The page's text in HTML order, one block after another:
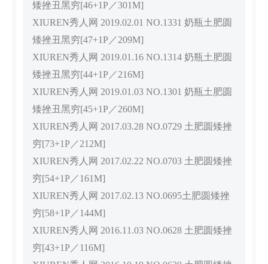
矮挫丑黑穷[46+1P／301M]
XIUREN秀人网 2019.02.01 NO.1331 奶瓶土肥圆
矮挫丑黑穷[47+1P／209M]
XIUREN秀人网 2019.01.16 NO.1314 奶瓶土肥圆
矮挫丑黑穷[44+1P／216M]
XIUREN秀人网 2019.01.03 NO.1301 奶瓶土肥圆
矮挫丑黑穷[45+1P／260M]
XIUREN秀人网 2017.03.28 NO.0729 土肥圆矮挫
穷[73+1P／212M]
XIUREN秀人网 2017.02.22 NO.0703 土肥圆矮挫
穷[54+1P／161M]
XIUREN秀人网 2017.02.13 NO.0695土肥圆矮挫
穷[58+1P／144M]
XIUREN秀人网 2016.11.03 NO.0628 土肥圆矮挫
穷[43+1P／116M]